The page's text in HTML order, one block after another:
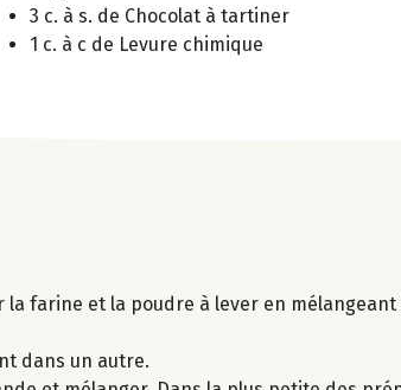
3 c. à s. de Chocolat à tartiner
1 c. à c de Levure chimique
farine et la poudre à lever en
dans un autre.